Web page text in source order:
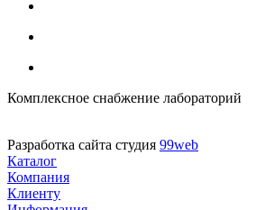
Комплексное снабжение лабораторий
Разработка сайта студия 99web
Каталог
Компания
Клиенту